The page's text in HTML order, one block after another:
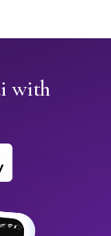
with